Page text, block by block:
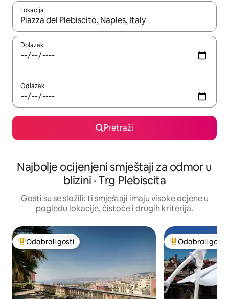
Lokacija
Kada budu dostupni rezultati, moći ćete ih pregledati
Dolazak
Odlazak
Pretraži
Najbolje ocijenjeni smještaji za odmor u
blizini · Trg Plebiscita
Gosti su se složili: ti smještaji imaju visoke ocjene u
pogledu lokacije, čistoće i drugih kriterija.
Među najviše rangiranima s oznakom „Odabrali gosti”
Odabrali gosti Među najviše
Odabrali gosti